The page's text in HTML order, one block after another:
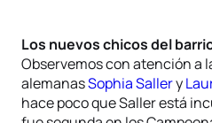
Los nuevos chicos del
Observemos con atención a
alemanasSophia Sallery
hace poco que Saller está